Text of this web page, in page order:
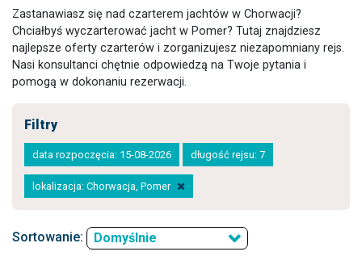
Zastanawiasz się nad czarterem jachtów w Chorwacji?
Chciałbyś wyczarterować jacht w Pomer? Tutaj znajdziesz
najlepsze oferty czarterów i zorganizujesz niezapomniany rejs.
Nasi konsultanci chętnie odpowiedzą na Twoje pytania i
pomogą w dokonaniu rezerwacji.
Filtry
data rozpoczęcia: 15-08-2026 długość rejsu: 7
lokalizacja: Chorwacja, Pomer
Sortowanie: Domyślnie